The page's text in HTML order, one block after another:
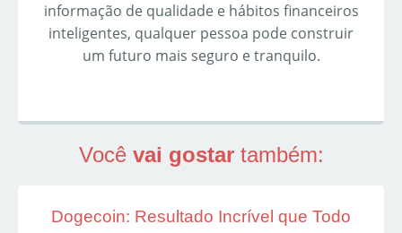
informação de qualidade e hábitos financeiros
inteligentes, qualquer pessoa pode construir
um futuro mais seguro e tranquilo.
Você vai gostartambém:
Dogecoin: Resultado Incrível que Todo